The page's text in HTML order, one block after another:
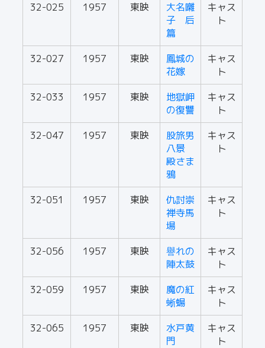
32-025
1957 東映
大名囃
子 后
篇
キャス
ト
32-027 1957 東映
鳳城の
花嫁
キャス
ト
32-033
1957 東映
地獄岬
の復讐
キャス
ト
32-047
1957 東映
股旅男
八景
殿さま
鴉
キャス
ト
32-051 1957 東映
仇討崇
禅寺馬
場
キャス
ト
32-056 1957 東映
譽れの
陣太鼓
キャス
ト
32-059
1957 東映
魔の紅
蜥蝪
キャス
ト
32-065
1957 東映
水戸黄
門
キャス
ト